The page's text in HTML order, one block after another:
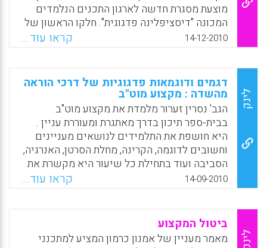
המורים לעתיד ( Tatto, Maria Teresa; Senk,
Sharon).
WhatsApp
Facebook
Email
X
מוצעת מסגרת חדשה לארגון התכנים הנלמדים
המכונה "דיסציפלינה פדגוגית". חלקו הראשון של
המאמר מציג בקצרה את עיקרי התאוריה של ארגון
הידע שפותחו על ידי המחבר במאמרים קודמים.
בחלק השני נחשפות שתי דיכוטומיות אופייניות
שמשתקות את הדיון החינוכי בשאלת ארגון הידע
הראוי. הראשונה היא זו שבין ייצור של ידע חדש
לבין הפצה של ידע קיים; השנייה היא זו שבין
גישה דיסציפלינרית לבין גישה אינטגרטיבית.
טענה מרכזית במאמר היא שהדיסציפלינה
הפדגוגית היא חלופה שמצליחה להתגבר על
דיכוטומיות אלה. שאר חלקי המאמר מוקדשים
להצגה שיטתית של הדיסציפלינה הפדגוגית,
לתיאור השלכותיה המעשיות ולדיון ביתרונותיה על
אמנון כרמון).
WhatsApp
Facebook
Email
X
14-12-2010 קראו עוד...
לינק
דגמים ודוגמאות פדגוגיות של דרכי הוראה
מהשדה : מקצוע מוט"ב
הגב' נסרין זערור מלמדת את מקצוע מוט"ב
בבית-ספר תיכון בדרך מאתגרת ומעוררת עניין .
היא חושפת את התלמידים לנושאים מעניינים
וחשובים לדוגמה, הקרינה, מחלת הסרטן, האנרגיה,
הסביבה ועוד בתחילת כל שיעור היא מקשרת את
הנושא לאירוע אקטואלי וכך נוצרת אווירה של
עניין. בנוסף היא מנסה לגוון את דרכי ההוראה.
דוגמא נוספת לדרכי הוראה היא הלמידה סביב
המשחק הלימודי. בשנה האחרונה פיתחו
התלמידים משחקים לימודים מאוד מעניינים
14-09-2010 קראו עוד...
לינק
ביטול המקצוע
מאמר מעניין של אמנון כרמון המציע למתכנני